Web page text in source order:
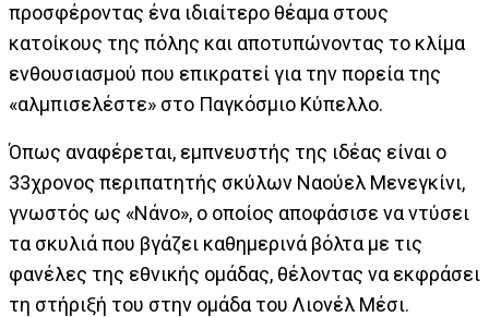
προσφέροντας ένα ιδιαίτερο θέαμα στους
κατοίκους της πόλης και αποτυπώνοντας το κλίμα
ενθουσιασμού που επικρατεί για την πορεία της
«αλμπισελέστε» στο Παγκόσμιο Κύπελλο.
Όπως αναφέρεται, εμπνευστής της ιδέας είναι ο
33χρονος περιπατητής σκύλων Ναούελ Μενεγκίνι,
γνωστός ως «Νάνο», ο οποίος αποφάσισε να ντύσει
τα σκυλιά που βγάζει καθημερινά βόλτα με τις
φανέλες της εθνικής ομάδας, θέλοντας να εκφράσει
τη στήριξή του στην ομάδα του Λιονέλ Μέσι.